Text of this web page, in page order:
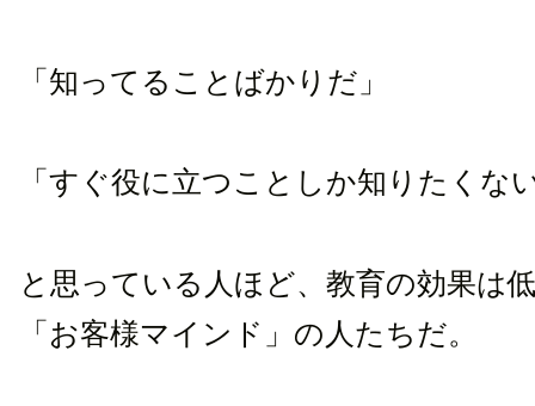
「知ってることばかりだ」
「すぐ役に立つことしか知りたくな
と思っている人ほど、教育の効果は
「お客様マインド」の人たちだ。